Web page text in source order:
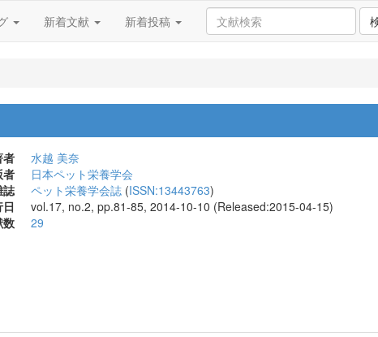
新着文献 新着投稿
者
水越 美奈
者
日本ペット栄養学会
誌
ペット栄養学会誌 (ISSN:13443763)
vol.17, no.2, pp.81-85, 2014-10-10 (Released:2015-04-15)
数
29